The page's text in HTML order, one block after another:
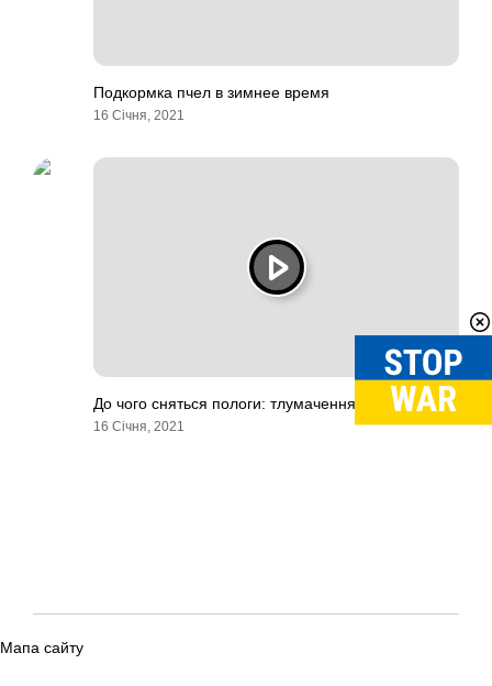
Подкормка пчел в зимнее время
16 Січня, 2021
До чого сняться пологи: тлумачення сновидінь
16 Січня, 2021
Мапа сайту